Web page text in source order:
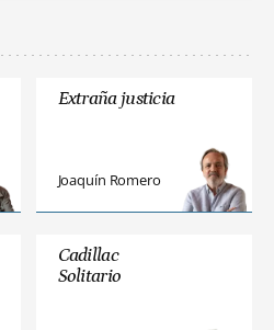
Extraña justicia
Joaquín Romero
Cadillac
Solitario